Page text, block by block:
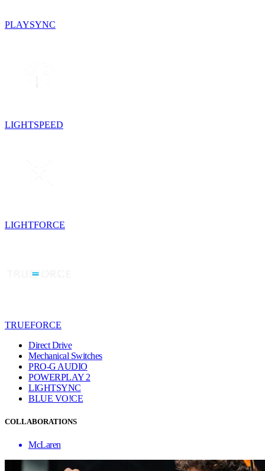
PLAYSYNC
LIGHTSPEED
LIGHTFORCE
TRUEFORCE
Direct Drive
Mechanical Switches
PRO-G AUDIO
POWERPLAY 2
LIGHTSYNC
BLUE VO!CE
COLLABORATIONS
McLaren